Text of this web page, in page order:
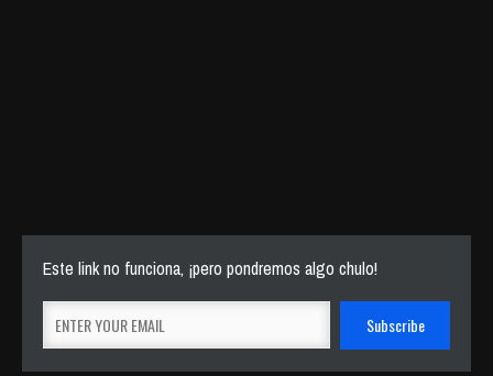
Este link no funciona, ¡pero pondremos algo chulo!